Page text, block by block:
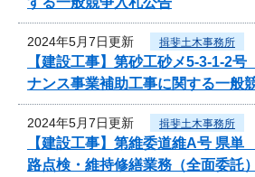
2024年5月7日更新 揖斐土木事務所
【建設工事】第砂工砂メ5-3-1-2
ナンス事業補助工事に関する一般
2024年5月7日更新 揖斐土木事務所
【建設工事】第維委道維A号 県
路点検・維持修繕業務（全面委託